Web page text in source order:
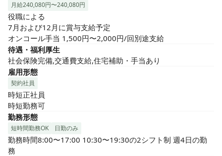
月給240,080円〜240,080円
役職による
7月および12月に賞与支給予定
オンコール手当 1,500円〜2,000円/回別途支給
待遇・福利厚生
社会保険完備,交通費支給,住宅補助・手当あり
雇用形態
契約社員
時短正社員
時短勤務可
勤務形態
短時間勤務OK 日勤のみ
勤務時間8:00〜17:00 10:30〜19:30の2シフト制 週4日の勤
務